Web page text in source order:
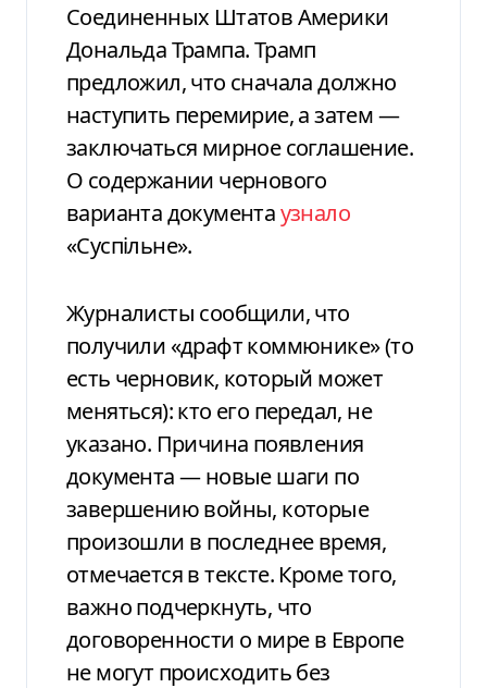
Соединенных Штатов Америки
Дональда Трампа. Трамп
предложил, что сначала должно
наступить перемирие, а затем —
заключаться мирное соглашение.
О содержании чернового
варианта документаузнало
«Суспільне».
Журналисты сообщили, что
получили «драфт коммюнике» (то
есть черновик, который может
меняться): кто его передал, не
указано. Причина появления
документа — новые шаги по
завершению войны, которые
произошли в последнее время,
отмечается в тексте. Кроме того,
важно подчеркнуть, что
договоренности о мире в Европе
не могут происходить без